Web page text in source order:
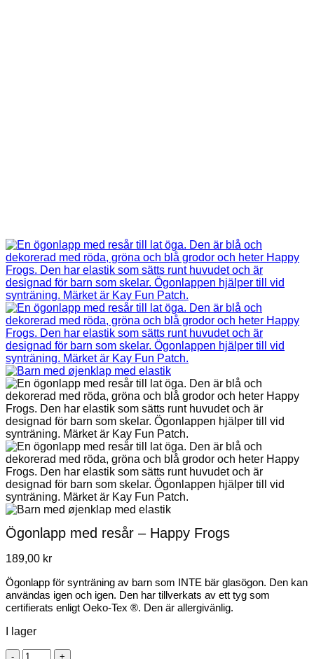
Ögonlapp med resår – Happy Frogs
189,00 kr
Ögonlapp för synträning av barn som INTE bär glasögon. Den kan
användas igen och igen. Den har tillverkats av ett tyg som
certifierats enligt Oeko-Tex ®. Den är allergivänlig.
I lager
Ögonlapp